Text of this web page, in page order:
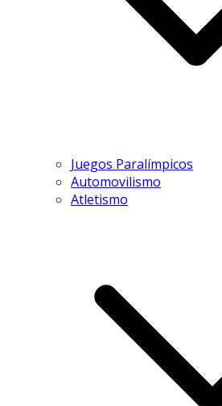
Juegos Paralímpicos
Automovilismo
Atletismo